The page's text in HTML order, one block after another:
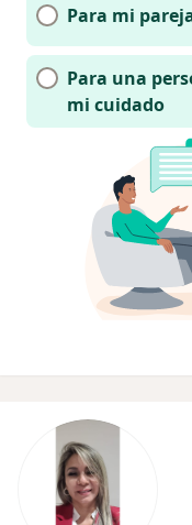
Para mi
Para una
mi cuidado